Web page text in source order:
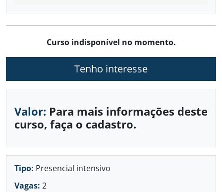
Curso indisponível no momento.
Tenho interesse
Valor: Para mais informações deste
curso, faça o cadastro.
Tipo: Presencial intensivo
Vagas: 2